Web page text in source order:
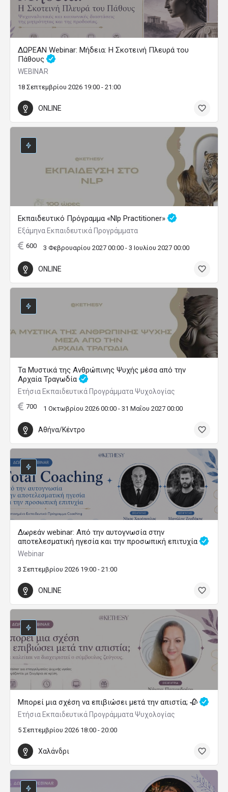
ΔΩΡΕΑΝ Webinar: Μήδεια: Η Σκοτεινή Πλευρά του
Πάθους
WEBINAR
18 Σεπτεμβρίου 2026 19:00 - 21:00
ONLINE
Εκπαιδευτικό Πρόγραμμα «Nlp Practitioner»
Εξάμηνα Εκπαιδευτικά Προγράμματα
600 3 Φεβρουαρίου 2027 00:00 - 3 Ιουλίου 2027 00:00
ONLINE
Τα Μυστικά της Ανθρώπινης Ψυχής μέσα από την
Αρχαία Τραγωδία
Ετήσια Εκπαιδευτικά Προγράμματα Ψυχολογίας
700 1 Οκτωβρίου 2026 00:00 - 31 Μαΐου 2027 00:00
Αθήνα/Κέντρο
Δωρεάν webinar: Από την αυτογνωσία στην
αποτελεσματική ηγεσία και την προσωπική επιτυχία
Webinar
3 Σεπτεμβρίου 2026 19:00 - 21:00
ONLINE
Μπορεί μια σχέση να επιβιώσει μετά την απιστία; 🥀
Ετήσια Εκπαιδευτικά Προγράμματα Ψυχολογίας
5 Σεπτεμβρίου 2026 18:00 - 20:00
Χαλάνδρι